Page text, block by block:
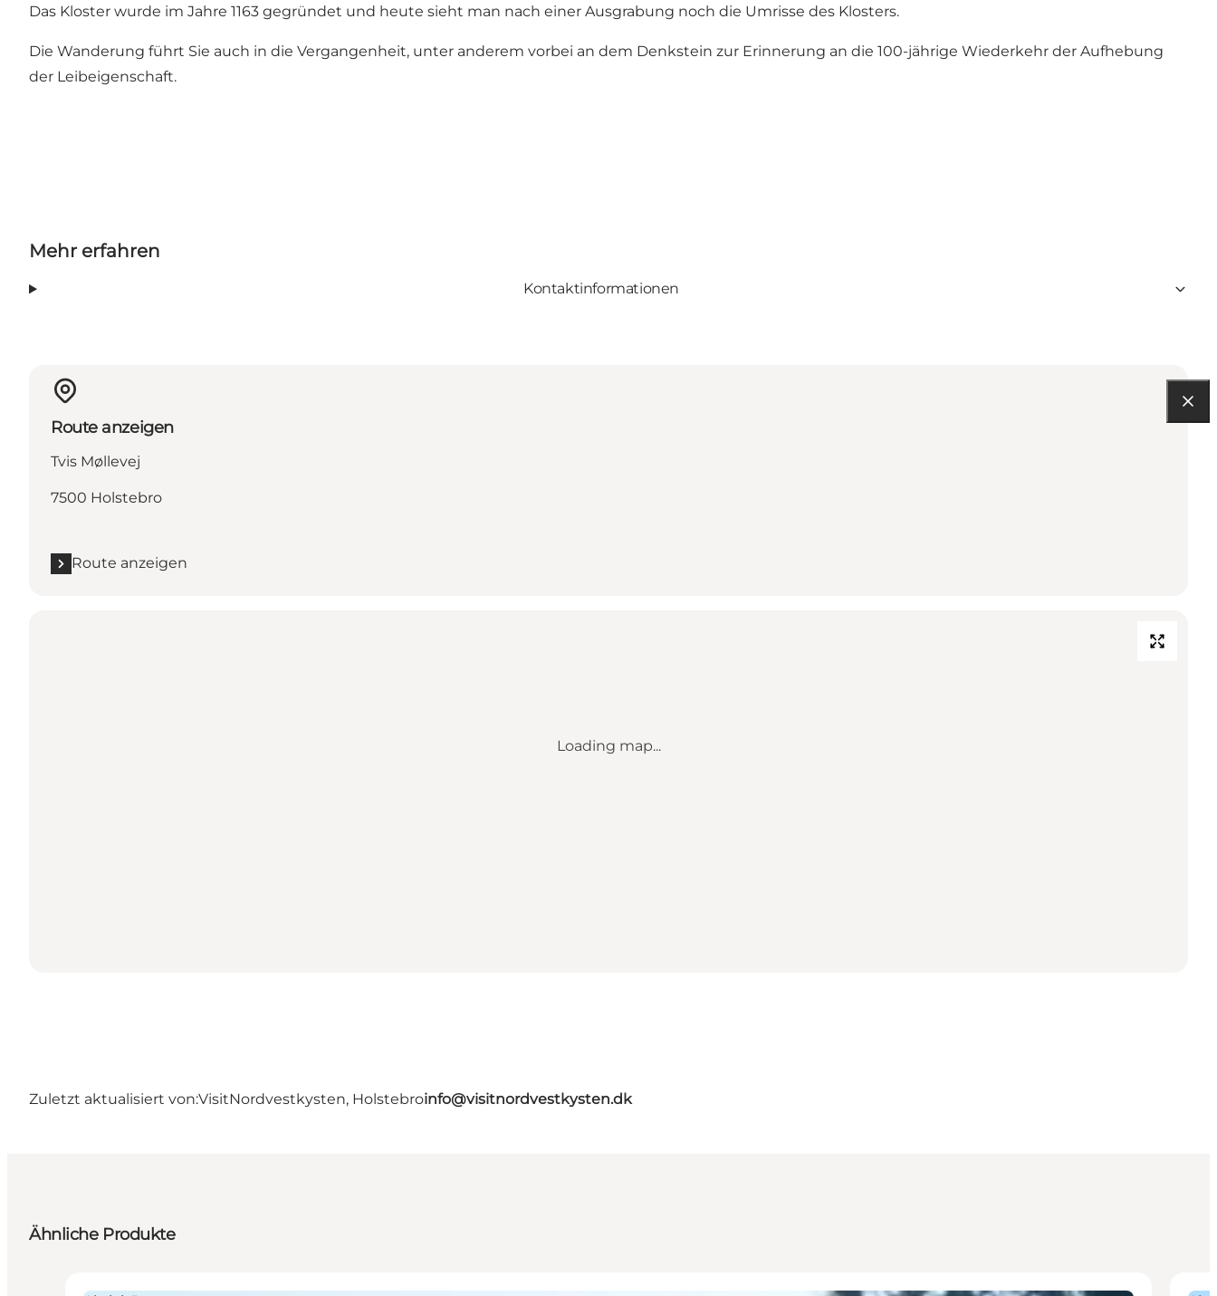
Das Kloster wurde im Jahre 1163 gegründet und heute sieht man nach einer Ausgrabung noch die Umrisse des Klosters.
Die Wanderung führt Sie auch in die Vergangenheit, unter anderem vorbei an dem Denkstein zur Erinnerung an die 100-jährige Wiederkehr der Aufhebung
der Leibeigenschaft.
Mehr erfahren
Kontaktinformationen
Route anzeigen
Tvis Møllevej
7500 Holstebro
Route anzeigen
Loading map...
Zuletzt aktualisiert von:VisitNordvestkysten, Holstebroinfo@visitnordvestkysten.dk
Ähnliche Produkte